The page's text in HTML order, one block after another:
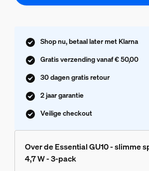
Shop nu, betaal later met Klarna
Gratis verzending vanaf € 50,00
30 dagen gratis retour
2 jaar garantie
Veilige checkout
Over de Essential GU10 - slimme
4,7 W - 3-pack